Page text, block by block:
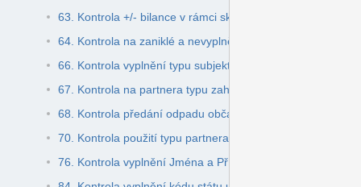
63. Kontrola +/- bilance v rámci skupiny elektroodpadů
64. Kontrola na zaniklé a nevyplněné ZÚJ
66. Kontrola vyplnění typu subjektu u ohlašovatele
67. Kontrola na partnera typu zahraniční subjekt při příjmu
68. Kontrola předání odpadu občanům
70. Kontrola použití typu partnera Firma bez IČO
76. Kontrola vyplnění Jména a Příjmení u ohlašovatele